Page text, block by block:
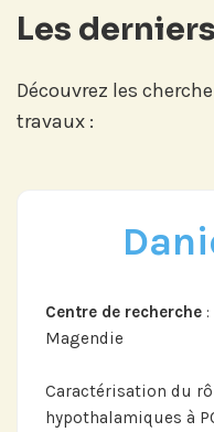
Les
Découvrez les
travaux :
Centre de recherche
Magendie
Caractérisation du
hypothalamiques à